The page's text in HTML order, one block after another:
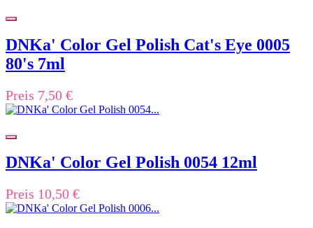
DNKa' Color Gel Polish Cat's Eye 0005
80's 7ml
Preis 7,50 €
DNKa' Color Gel Polish 0054 12ml
Preis 10,50 €